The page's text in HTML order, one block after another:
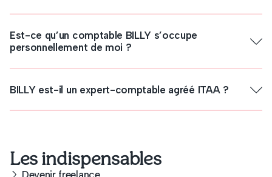
Est-ce qu’un comptable BILLY s’occupe
personnellement de moi ?
BILLY est-il un expert-comptable agréé ITAA ?
Les indispensables